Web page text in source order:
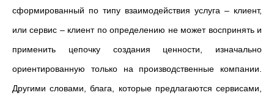
сформированный по типу взаимодействия услуга – клиент,
или сервис – клиент по определению не может воспринять и
применить цепочку создания ценности, изначально
ориентированную только на производственные компании.
Другими словами, блага, которые предлагаются сервисами,